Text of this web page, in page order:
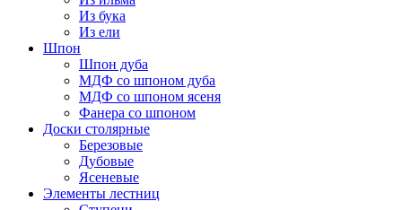
Из бука
Из ели
Шпон
Шпон дуба
МДФ со шпоном дуба
МДФ со шпоном ясеня
Фанера со шпоном
Доски столярные
Березовые
Дубовые
Ясеневые
Элементы лестниц